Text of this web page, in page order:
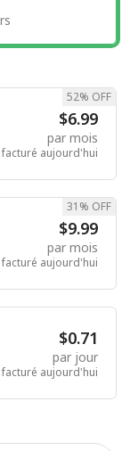
$6.99
par mois
facturé aujourd'hui
52% OFF
$9.99
par mois
facturé aujourd'hui
31% OFF
$0.71
par jour
facturé aujourd'hui